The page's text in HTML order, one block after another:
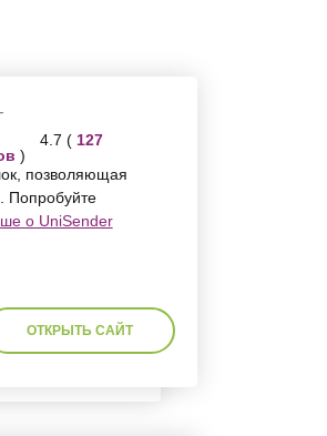
4.7 ( 127
)
позволяющая
Попробуйте
о UniSender
ОТКРЫТЬ САЙТ